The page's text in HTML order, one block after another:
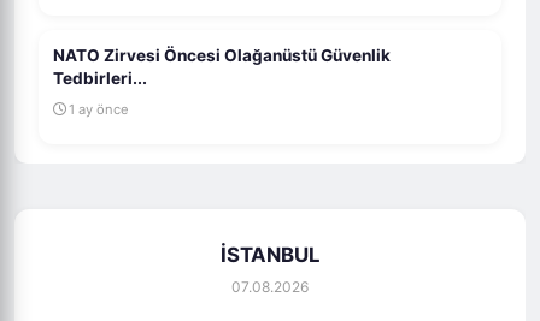
NATO Zirvesi Öncesi Olağanüstü Güvenlik
Tedbirleri...
1 ay önce
İSTANBUL
07.08.2026